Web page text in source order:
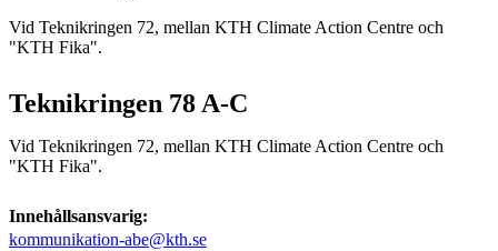
Vid Teknikringen 72, mellan KTH Climate Action Centre och
"KTH Fika".
Teknikringen 78 A-C
Vid Teknikringen 72, mellan KTH Climate Action Centre och
"KTH Fika".
Innehållsansvarig:
kommunikation-abe@kth.se